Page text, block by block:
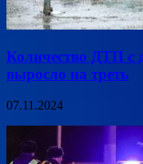
Количество ДТП с
выросло на треть
07.11.2024